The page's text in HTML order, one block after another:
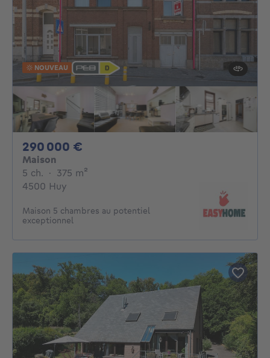
NOUVEAU
290 000 €
Maison
5 ch. 5 chambres
· 375 m²
4500 Huy
Maison 5 chambres au potentiel
exceptionnel